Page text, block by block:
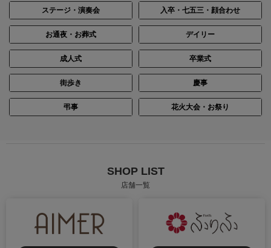
ステージ・演奏会 入卒・七五三・顔合わせ
お通夜・お葬式 デイリー
成人式 卒業式
街歩き 慶事
弔事 花火大会・お祭り
SHOP LIST
店舗一覧